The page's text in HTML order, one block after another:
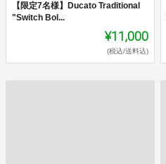
【限定7名様】Ducato Traditional
"Switch Bol...
¥11,000
(税込/送料込)